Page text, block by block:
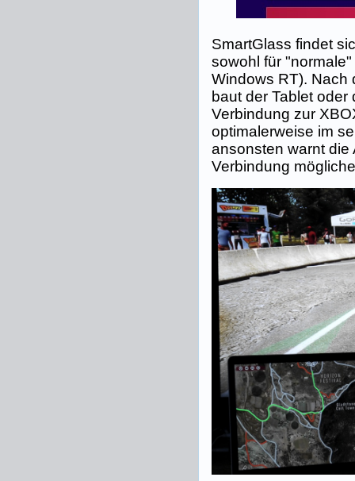
SmartGlass findet
sowohl für
Windows RT). Nach
baut der Tablet
Verbindung zur
optimalerweise im
ansonsten warnt die
Verbindung